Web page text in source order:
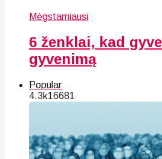
Mėgstamiausi
6 ženklai, kad
gyvenimą
Popular
4.3k16681